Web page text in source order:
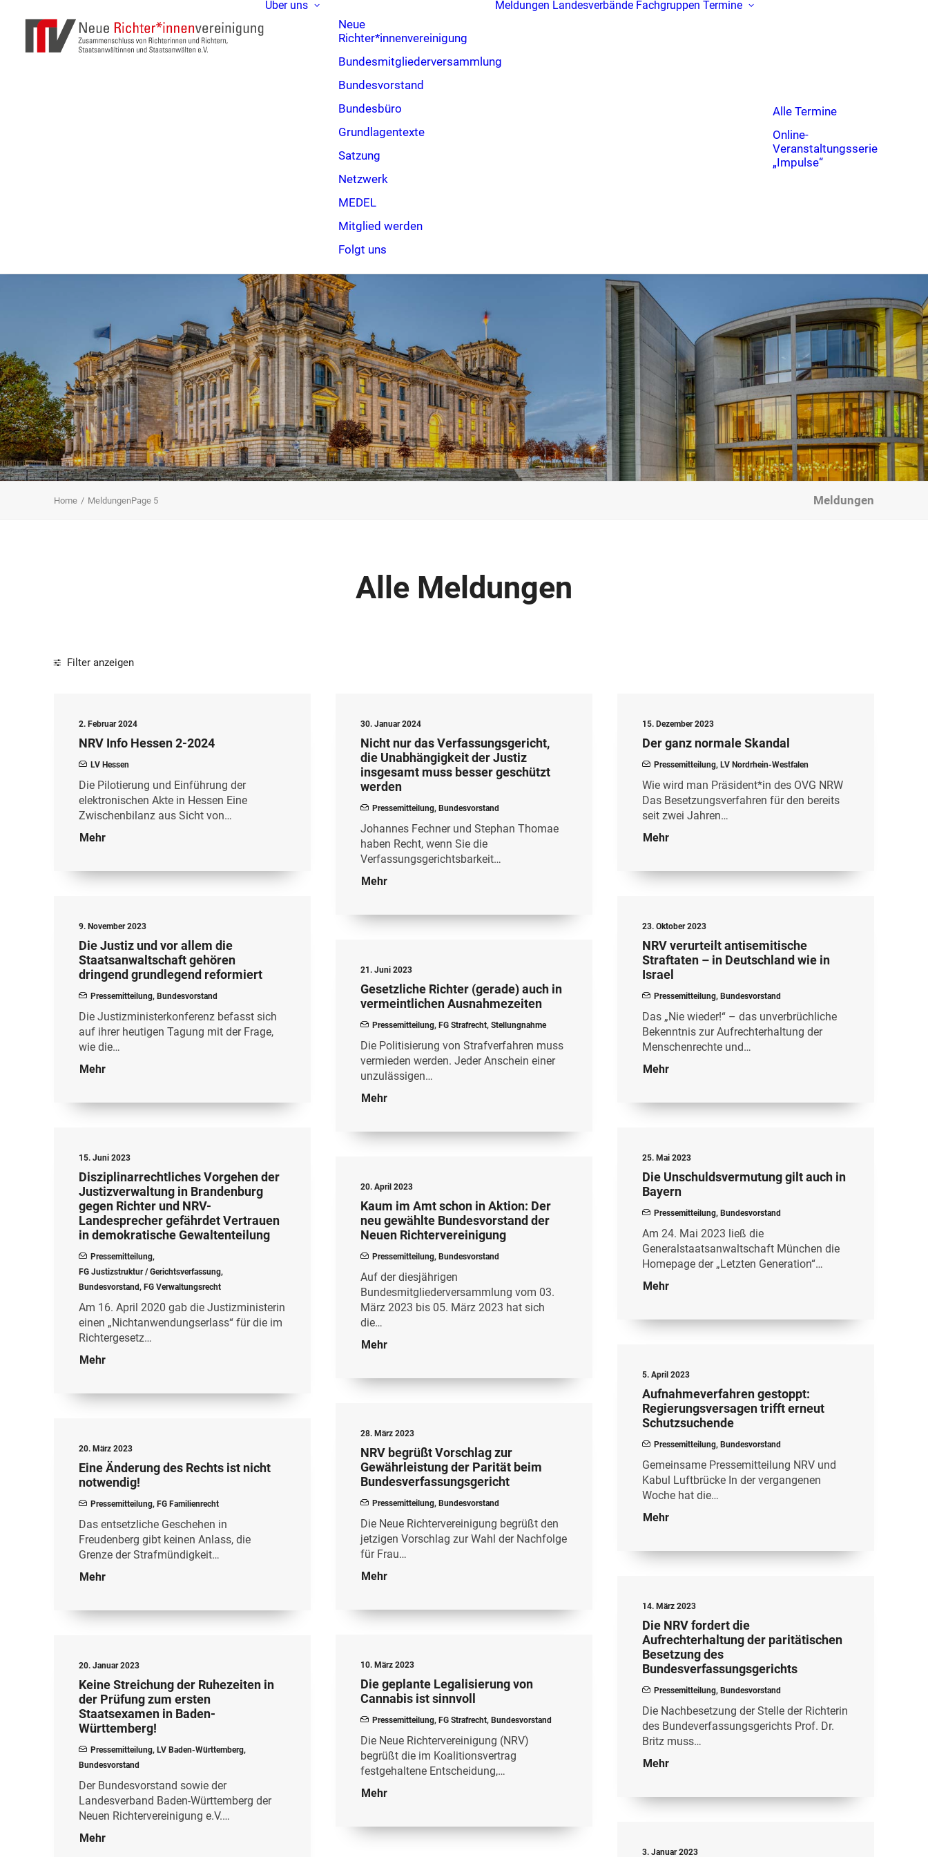
Über uns
Neue
Richter*innenvereinigung
Bundesmitgliederversammlung
Bundesvorstand
Bundesbüro
Grundlagentexte
Satzung
Netzwerk
MEDEL
Mitglied werden
Folgt uns
Meldungen Landesverbände Fachgruppen Termine
Alle Termine
Online-
Veranstaltungsserie
„Impulse“
Meldungen
Home MeldungenPage 5
Alle Meldungen
Filter anzeigen
2. Februar 2024
NRV Info Hessen 2-2024
LV Hessen
Die Pilotierung und Einführung der
elektronischen Akte in Hessen Eine
Zwischenbilanz aus Sicht von…
Mehr
30. Januar 2024
Nicht nur das Verfassungsgericht,
die Unabhängigkeit der Justiz
insgesamt muss besser geschützt
werden
Pressemitteilung, Bundesvorstand
Johannes Fechner und Stephan Thomae
haben Recht, wenn Sie die
Verfassungsgerichtsbarkeit…
Mehr
15. Dezember 2023
Der ganz normale Skandal
Pressemitteilung, LV Nordrhein-Westfalen
Wie wird man Präsident*in des OVG NRW
Das Besetzungsverfahren für den bereits
seit zwei Jahren…
Mehr
9. November 2023
Die Justiz und vor allem die
Staatsanwaltschaft gehören
dringend grundlegend reformiert
Pressemitteilung, Bundesvorstand
Die Justizministerkonferenz befasst sich
auf ihrer heutigen Tagung mit der Frage,
wie die…
Mehr
23. Oktober 2023
NRV verurteilt antisemitische
Straftaten – in Deutschland wie in
Israel
Pressemitteilung, Bundesvorstand
Das „Nie wieder!“ – das unverbrüchliche
Bekenntnis zur Aufrechterhaltung der
Menschenrechte und…
Mehr
21. Juni 2023
Gesetzliche Richter (gerade) auch in
vermeintlichen Ausnahmezeiten
Pressemitteilung, FG Strafrecht, Stellungnahme
Die Politisierung von Strafverfahren muss
vermieden werden. Jeder Anschein einer
unzulässigen…
Mehr
15. Juni 2023
Disziplinarrechtliches Vorgehen der
Justizverwaltung in Brandenburg
gegen Richter und NRV-
Landesprecher gefährdet Vertrauen
in demokratische Gewaltenteilung
Pressemitteilung,
FG Justizstruktur / Gerichtsverfassung,
Bundesvorstand, FG Verwaltungsrecht
Am 16. April 2020 gab die Justizministerin
einen „Nichtanwendungserlass“ für die im
Richtergesetz…
Mehr
25. Mai 2023
Die Unschuldsvermutung gilt auch in
Bayern
Pressemitteilung, Bundesvorstand
Am 24. Mai 2023 ließ die
Generalstaatsanwaltschaft München die
Homepage der „Letzten Generation“…
Mehr
20. April 2023
Kaum im Amt schon in Aktion: Der
neu gewählte Bundesvorstand der
Neuen Richtervereinigung
Pressemitteilung, Bundesvorstand
Auf der diesjährigen
Bundesmitgliederversammlung vom 03.
März 2023 bis 05. März 2023 hat sich
die…
Mehr
5. April 2023
Aufnahmeverfahren gestoppt:
Regierungsversagen trifft erneut
Schutzsuchende
Pressemitteilung, Bundesvorstand
Gemeinsame Pressemitteilung NRV und
Kabul Luftbrücke In der vergangenen
Woche hat die…
Mehr
28. März 2023
NRV begrüßt Vorschlag zur
Gewährleistung der Parität beim
Bundesverfassungsgericht
Pressemitteilung, Bundesvorstand
Die Neue Richtervereinigung begrüßt den
jetzigen Vorschlag zur Wahl der Nachfolge
für Frau…
Mehr
20. März 2023
Eine Änderung des Rechts ist nicht
notwendig!
Pressemitteilung, FG Familienrecht
Das entsetzliche Geschehen in
Freudenberg gibt keinen Anlass, die
Grenze der Strafmündigkeit…
Mehr
14. März 2023
Die NRV fordert die
Aufrechterhaltung der paritätischen
Besetzung des
Bundesverfassungsgerichts
Pressemitteilung, Bundesvorstand
Die Nachbesetzung der Stelle der Richterin
des Bundeverfassungsgerichts Prof. Dr.
Britz muss…
Mehr
10. März 2023
Die geplante Legalisierung von
Cannabis ist sinnvoll
Pressemitteilung, FG Strafrecht, Bundesvorstand
Die Neue Richtervereinigung (NRV)
begrüßt die im Koalitionsvertrag
festgehaltene Entscheidung,…
Mehr
20. Januar 2023
Keine Streichung der Ruhezeiten in
der Prüfung zum ersten
Staatsexamen in Baden-
Württemberg!
Pressemitteilung, LV Baden-Württemberg,
Bundesvorstand
Der Bundesvorstand sowie der
Landesverband Baden-Württemberg der
Neuen Richtervereinigung e.V.…
Mehr
3. Januar 2023